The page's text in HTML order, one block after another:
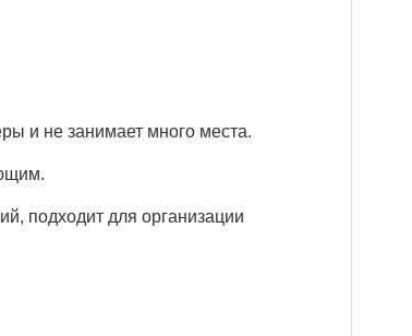
и не занимает много места.
подходит для организации